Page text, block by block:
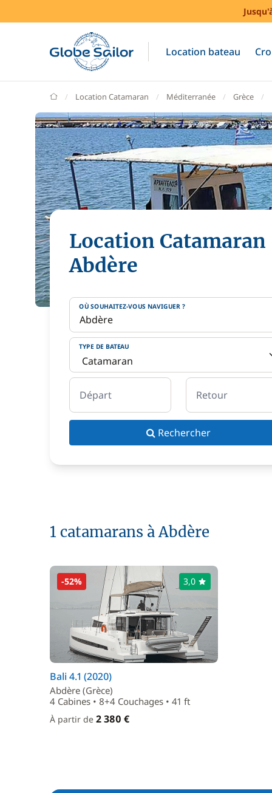
Location bateau
GlobeSailor
Location Catamaran Méditerranée Grèce
Location Catamaran
Abdère
OÙ SOUHAITEZ-VOUS NAVIGUER ?
TYPE DE BATEAU
Départ Retour
Rechercher
1 catamarans à Abdère
-52% 3,0
Bali 4.1 (2020)
Abdère (Grèce)
4 Cabines • 8+4 Couchages • 41 ft
À partir de 2 380 €